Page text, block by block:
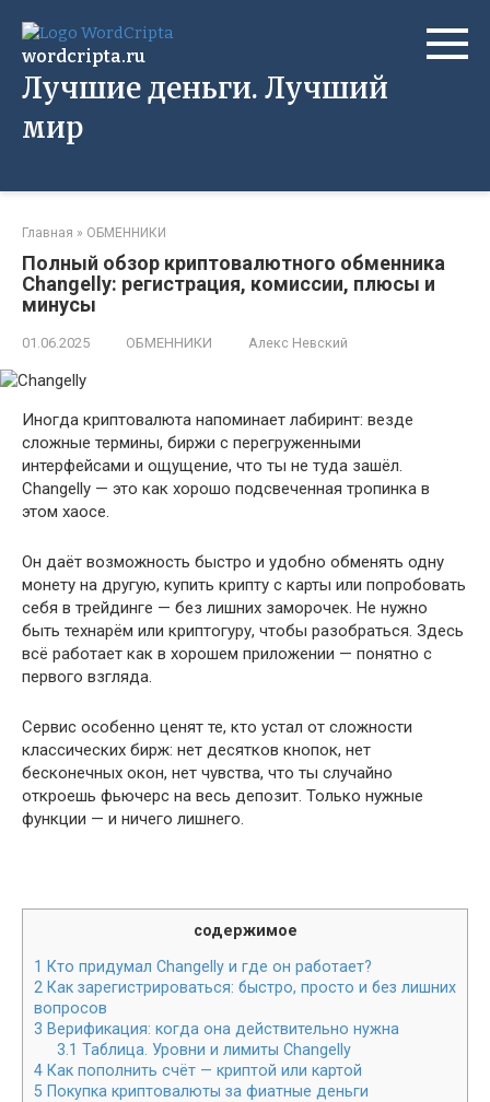
контенту
wordcripta.ru
Лучшие деньги. Лучший
мир
Главная » ОБМЕННИКИ
Полный обзор криптовалютного обменника
Changelly: регистрация, комиссии, плюсы и
минусы
01.06.2025 ОБМЕННИКИ Алекс Невский
Иногда криптовалюта напоминает лабиринт: везде
сложные термины, биржи с перегруженными
интерфейсами и ощущение, что ты не туда зашёл.
Changelly — это как хорошо подсвеченная тропинка в
этом хаосе.
Он даёт возможность быстро и удобно обменять одну
монету на другую, купить крипту с карты или попробовать
себя в трейдинге — без лишних заморочек. Не нужно
быть технарём или криптогуру, чтобы разобраться. Здесь
всё работает как в хорошем приложении — понятно с
первого взгляда.
Сервис особенно ценят те, кто устал от сложности
классических бирж: нет десятков кнопок, нет
бесконечных окон, нет чувства, что ты случайно
откроешь фьючерс на весь депозит. Только нужные
функции — и ничего лишнего.
содержимое
1 Кто придумал Changelly и где он работает?
2 Как зарегистрироваться: быстро, просто и без лишних
вопросов
3 Верификация: когда она действительно нужна
3.1 Таблица. Уровни и лимиты Changelly
4 Как пополнить счёт — криптой или картой
5 Покупка криптовалюты за фиатные деньги